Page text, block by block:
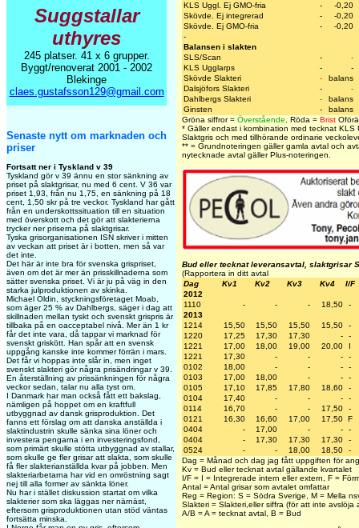
Suggstallar
uthyres
245 platser. 41 x 6 grupper.
Byggt/renoverat 2001 - 2002
Blekinge
claes.gustafsson129@gmail.com
Senaste nytt om marknaden och
priser
Fortsatt ner i Tyskland v 39
Tyskland gör v 39 ännu en stor sänkning av
priset på slaktgrisar, nu med 6 cent. V 36 var
priset 1,93, från nu 1,75, en sänkning på 18
cent, 1,50 skr på tre veckor. Tyskland har gått
från en underskottssituation till en situation
med överskott och det gör att slakterierna
trycker ner priserna på slaktgrisar.
Tyska grisorganisationen ISN skriver i mitten
av veckan att priset är i botten, men så var
det inte.
Det här är inte bra för svenska grispriset,
även om det är mer än prisskillnaderna som
sätter svenska priset. Vi är ju på väg in den
starka julproduktionen av skinka.
Michael Oldin, styckningsföretaget Moab,
som äger 25 % av Dahlbergs, säger i dag att
skillnaden mellan tyskt och svenskt grispris är
tillbaka på en oacceptabel nivå. Mer än 1 kr
får det inte vara, då tappar vi marknad för
svenskt griskött. Han spår att en svensk
uppgång kanske inte kommer förrän i mars.
Det får vi hoppas inte slår in, men inget
svenskt slakteri gör några prisändringar v 39.
En återställning av prissänkningen för några
veckor sedan, talar nu alla tyst om.
I Danmark har man också fått ett bakslag,
nämligen på hoppet om en kraftfull
utbyggnad av dansk grisproduktion. Det
fanns ett förslag om att danska anställda i
slaktindustrin skulle sänka sina löner och
investera pengarna i en investeringsfond,
som primärt skulle stötta utbyggnad av stallar,
som skulle ge fler grisar att slakta, som skulle
få fler slakterianställda kvar på jobben. Men
slakteriarbetarna har vid en omröstning sagt
nej till alla former av sänkta löner.
Nu har i stället diskussion startat om vilka
slakterier som ska läggas ner närnäst,
eftersom grisproduktionen utan stöd väntas
fortsätta minska.
KLS Uggl. Ej GMO-fria
-
-0,20
Skövde. Ej integrerad
-
-0,20
Skövde. Ej GMO-fria
-
-0,20
-
Balansen i slakten
SLS/Scan
-
-
KLS Ugglarps
-
-
Skövde Slakteri
-
balans
Dalsjöfors Slakteri
-
-
Dahlbergs Slakteri
-
balans
Ginsten
-
balans
Gröna siffror = Överstående, Röda = Brist
* Gäller endast i kombination med tecknat KLS
Slaktgris och med tillhörande ordinarie
** = Grundnoteringen gäller gamla avtal och
nytecknade avtal gäller Plus-noteringen.
Bud eller tecknat leveransavtal, slaktgrisar
(Rapportera in ditt avtal
Dag
Kv1 Kv2 Kv3 Kv4
I/F
2012
1110
- - - 18,50
-
2013
1214
15,50 15,50 15,50 15,50
-
1220
17,25 17,30 17,30 -
-
1221
17,00 18,00 19,00 20,00
I
1221
17,30 - - -
-
0102
18,00 - - -
-
0103
17,00 18,00 - -
-
0105
17,10 17,85 17,80 18,60
-
0104
17,40 - - -
-
0114
16,70 - - 17,50
-
0121
16,30 16,60 17,00 17,50 F
0404
- 17,00 - -
-
0404
- 17,30 17,30 17,30
-
0524
- - 18,00 18,50
-
Dag = Månad och dag jag fått uppgiften för
Kv = Bud eller tecknat avtal gällande kvartalet
I/F = I = Integrerade intern eller extern, F =
Antal = Antal grisar som avtalet omfattar
Reg = Region: S = Södra Sverige, M = Mella
Slakteri = Slakteri,eller siffra (för att inte avslöja
A/B = A = tecknat avtal, B = Bud